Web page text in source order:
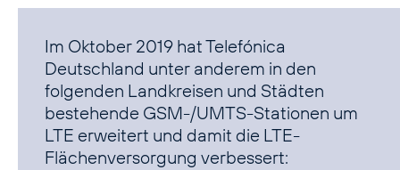
Im Oktober 2019 hat Telefónica
Deutschland unter anderem in den
folgenden Landkreisen und Städten
bestehende GSM-/UMTS-Stationen um
LTE erweitert und damit die LTE-
Flächenversorgung verbessert: